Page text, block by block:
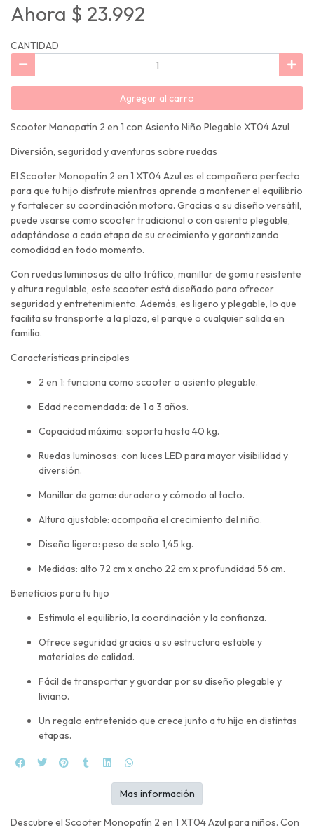
Ahora $ 23.992
CANTIDAD
Agregar al carro
Scooter Monopatín 2 en 1 con Asiento Niño Plegable XT04 Azul
Diversión, seguridad y aventuras sobre ruedas
El Scooter Monopatín 2 en 1 XT04 Azul es el compañero perfecto
para que tu hijo disfrute mientras aprende a mantener el equilibrio
y fortalecer su coordinación motora. Gracias a su diseño versátil,
puede usarse como scooter tradicional o con asiento plegable,
adaptándose a cada etapa de su crecimiento y garantizando
comodidad en todo momento.
Con ruedas luminosas de alto tráfico, manillar de goma resistente
y altura regulable, este scooter está diseñado para ofrecer
seguridad y entretenimiento. Además, es ligero y plegable, lo que
facilita su transporte a la plaza, el parque o cualquier salida en
familia.
Características principales
2 en 1: funciona como scooter o asiento plegable.
Edad recomendada: de 1 a 3 años.
Capacidad máxima: soporta hasta 40 kg.
Ruedas luminosas: con luces LED para mayor visibilidad y
diversión.
Manillar de goma: duradero y cómodo al tacto.
Altura ajustable: acompaña el crecimiento del niño.
Diseño ligero: peso de solo 1,45 kg.
Medidas: alto 72 cm x ancho 22 cm x profundidad 56 cm.
Beneficios para tu hijo
Estimula el equilibrio, la coordinación y la confianza.
Ofrece seguridad gracias a su estructura estable y
materiales de calidad.
Fácil de transportar y guardar por su diseño plegable y
liviano.
Un regalo entretenido que crece junto a tu hijo en distintas
etapas.
Descubre el Scooter Monopatín 2 en 1 XT04 Azul para niños. Con
Mas información